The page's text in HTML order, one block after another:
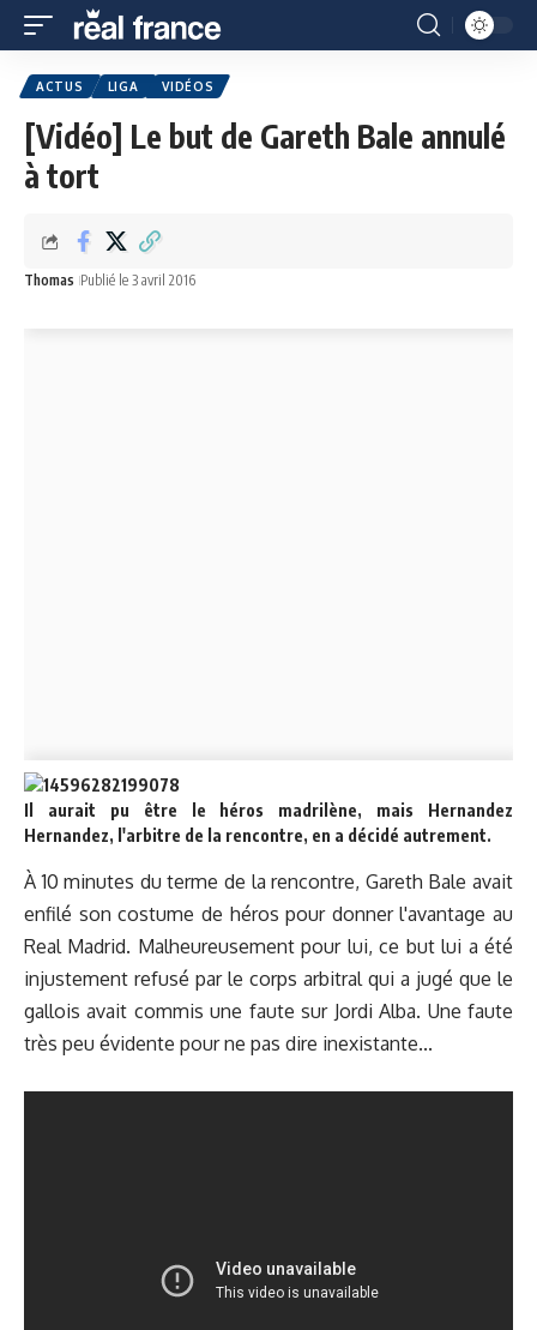
ACTUS LIGA VIDÉOS
[Vidéo] Le but de Gareth Bale annulé
à tort
Thomas Publié le 3 avril 2016
Il aurait pu être le héros madrilène, mais Hernandez
Hernandez, l'arbitre de la rencontre, en a décidé autrement.
À 10 minutes du terme de la rencontre, Gareth Bale avait
enfilé son costume de héros pour donner l'avantage au
Real Madrid. Malheureusement pour lui, ce but lui a été
injustement refusé par le corps arbitral qui a jugé que le
gallois avait commis une faute sur Jordi Alba. Une faute
très peu évidente pour ne pas dire inexistante...